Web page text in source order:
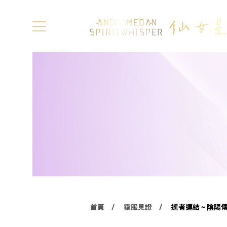
首頁 靈服見證 逝者連結 ~ 陰陽